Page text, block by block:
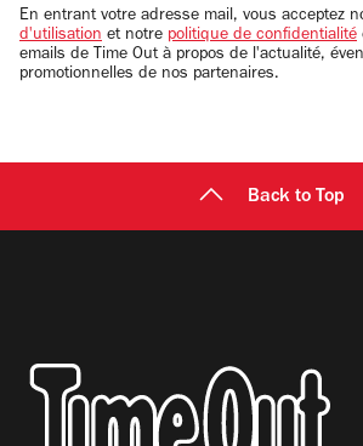
email
En entrant votre adresse mail, vous acceptez
d'utilisation et notre politique de confidentialité
emails de Time Out à propos de l'actualité,
promotionnelles de nos partenaires.
Back to Top